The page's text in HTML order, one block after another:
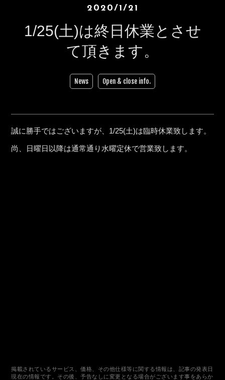
2020/1/21
1/25(土)は終日休業とさせ
て頂きます。
News Open & close info.
誠に勝手ではございますが、1/25(土)は臨時休業致します。
尚、日曜日以降は通常通り水曜定休で営業致します。
掲載されているサービス、価格、その他仕様等に関する情報は、記事の発表日
現在の情報です。その後、予告なしに変更となる場合がございます事をあらか